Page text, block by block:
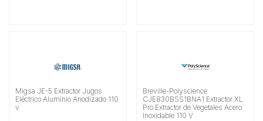
Migsa JE-5 Extractor Jugos
Eléctrico Aluminio Anodizado 110
v
Breville-Polyscience
CJE830BSS1BNA1 Extractor XL
Pro Extractor de Vegetales Acero
Inoxidable 110 V